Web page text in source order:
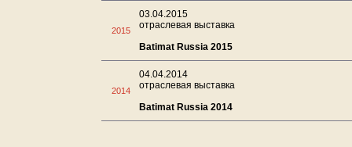
2015
03.04.2015
отраслевая выставка
Batimat Russia 2015
2014
04.04.2014
отраслевая выставка
Batimat Russia 2014